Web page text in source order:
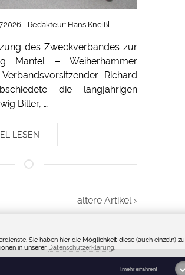
- Redakteur: Hans Kneißl
des Zweckverbandes zur
Mantel – Weiherhammer
Richard
die langjährigen
Biller, …
LESEN
ältere Artikel ›
Sie haben hier die Möglichkeit diese (auch einzeln) zu
in unserer Datenschutzerklärung.
[mehr erfahren]